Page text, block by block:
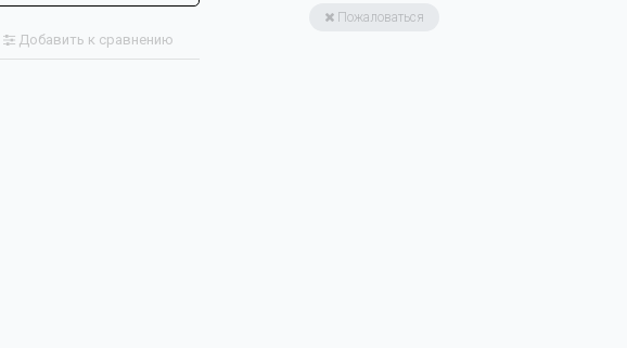
Добавить к сравнению
Пожаловаться